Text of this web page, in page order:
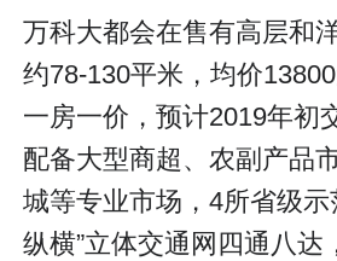
万科大都会在售有高层和
约78-130平米，均价
一房一价，预计2019年初
配备大型商超、农副产品
城等专业市场，4所省级示
纵横”立体交通网四通八达